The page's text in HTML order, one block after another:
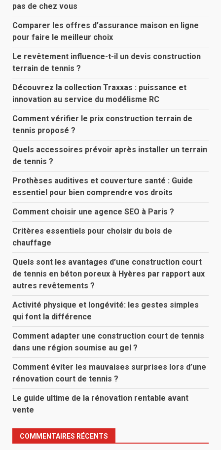
pas de chez vous
Comparer les offres d’assurance maison en ligne
pour faire le meilleur choix
Le revêtement influence-t-il un devis construction
terrain de tennis ?
Découvrez la collection Traxxas : puissance et
innovation au service du modélisme RC
Comment vérifier le prix construction terrain de
tennis proposé ?
Quels accessoires prévoir après installer un terrain
de tennis ?
Prothèses auditives et couverture santé : Guide
essentiel pour bien comprendre vos droits
Comment choisir une agence SEO à Paris ?
Critères essentiels pour choisir du bois de
chauffage
Quels sont les avantages d’une construction court
de tennis en béton poreux à Hyères par rapport aux
autres revêtements ?
Activité physique et longévité: les gestes simples
qui font la différence
Comment adapter une construction court de tennis
dans une région soumise au gel ?
Comment éviter les mauvaises surprises lors d’une
rénovation court de tennis ?
Le guide ultime de la rénovation rentable avant
vente
COMMENTAIRES RÉCENTS